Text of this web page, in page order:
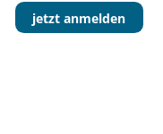
jetzt anmelden